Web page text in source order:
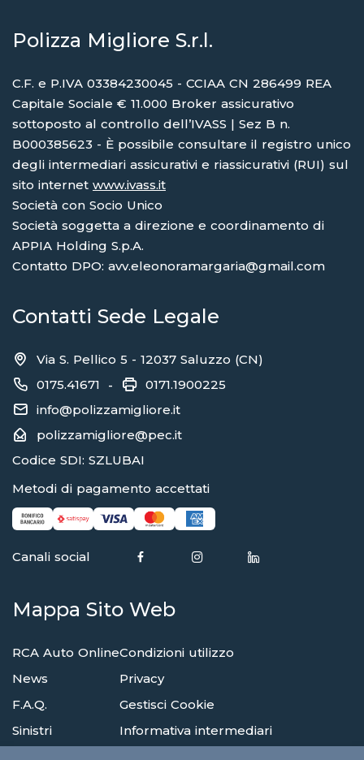
Polizza Migliore S.r.l.
C.F. e P.IVA 03384230045 - CCIAA CN 286499 REA
Capitale Sociale € 11.000 Broker assicurativo
sottoposto al controllo dell’IVASS | Sez B n.
B000385623 - È possibile consultare il registro unico
degli intermediari assicurativi e riassicurativi (RUI) sul
sito internet www.ivass.it
Società con Socio Unico
Società soggetta a direzione e coordinamento di
APPIA Holding S.p.A.
Contatto DPO: avv.eleonoramargaria@gmail.com
Contatti Sede Legale
Via S. Pellico 5 - 12037 Saluzzo (CN)
0175.41671 -
0171.1900225
info@polizzamigliore.it
polizzamigliore@pec.it
Codice SDI: SZLUBAI
Metodi di pagamento accettati
Canali social
Mappa Sito Web
RCA Auto Online
News
F.A.Q.
Sinistri
Condizioni utilizzo
Privacy
Gestisci Cookie
Informativa intermediari